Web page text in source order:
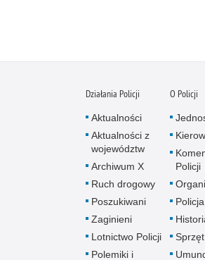
Działania Policji
Aktualności
Aktualności z
województw
Archiwum X
Ruch drogowy
Poszukiwani
Zaginieni
Lotnictwo Policji
Polemiki i
O Policji
Policji
Sprzęt